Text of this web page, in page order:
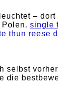
–
single
thun reese
selbst
die